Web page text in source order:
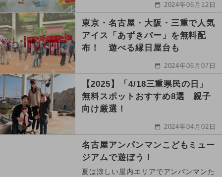
2024年06月12日
東京・名古屋・大阪・三重で人気
アイス「あずきバー」を無料配
布！ 遊べる縁日屋台も
2024年06月07日
【2025】「4/18三重県民の日」
無料スポットおすすめ8選 親子
向け厳選！
2024年04月02日
名古屋アンパンマンこどもミュー
ジアムで遊ぼう！
夏は涼しい屋内エリアでアンパンマンた